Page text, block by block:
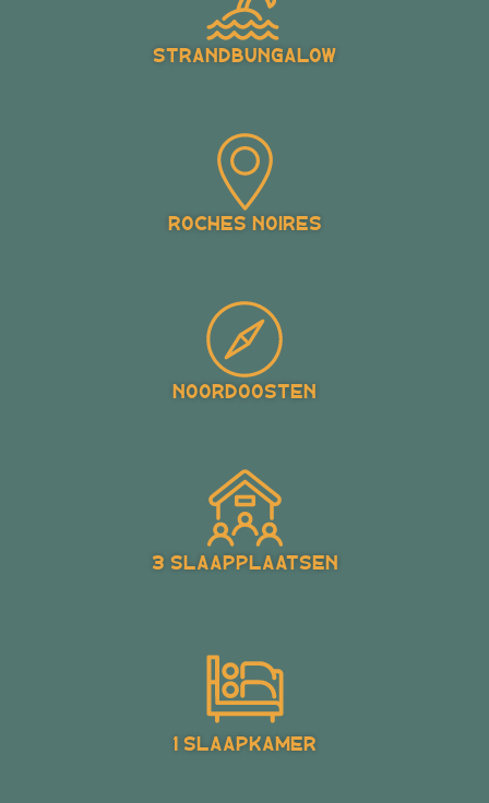
Strandbungalow
Roches Noires
Noordoosten
3 Slaapplaatsen
1 slaapkamer